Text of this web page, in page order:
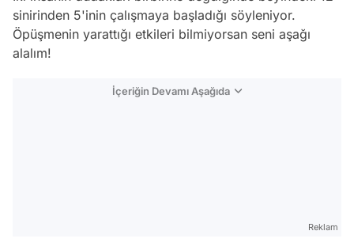
sinirinden 5'inin çalışmaya başladığı söyleniyor.
Öpüşmenin yarattığı etkileri bilmiyorsan seni aşağı
alalım!
İçeriğin Devamı Aşağıda
Reklam